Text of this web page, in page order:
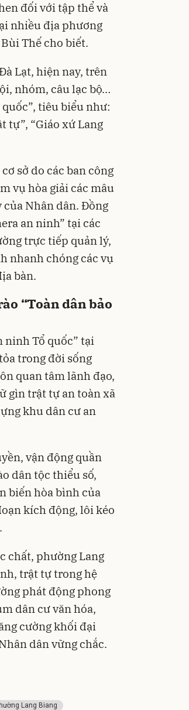
đối với tập thể và
nhiều địa phương
Thế cho biết.
Lạt, hiện nay, trên
nhóm, câu lạc bộ…
tiêu biểu như:
tự”, “Giáo xứ Lang
sở do các ban công
vụ hòa giải các mâu
Nhân dân. Đồng
an ninh” tại các
trực tiếp quản lý,
nhanh chóng các vụ
bàn.
“Toàn dân bảo
ninh Tổ quốc” tại
trong đời sống
quan tâm lãnh đạo,
gìn trật tự an toàn xã
khu dân cư an
vận động quần
dân tộc thiểu số,
biến hòa bình của
kích động, lôi kéo
chất, phường Lang
trật tự trong hệ
phát động phong
dân cư văn hóa,
cường khối đại
dân vững chắc.
Lang Biang